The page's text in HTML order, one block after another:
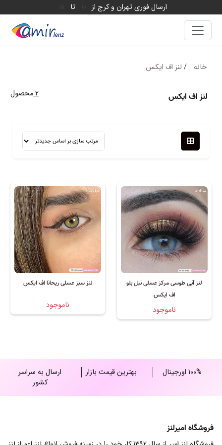
ارسال فوری تهران و کرج از تا
خانه / لنز اف ایکس
لنز اف ایکس 2محصول
لنز آبی طوسی مرکز عسلی نیل بلو
اف ایکس
ناموجود
سالانه
لنز سبز عسلی ریحانا اف ایکس
ناموجود
سالانه
100% اورجینال بهترین قیمت بازار
ارسال به سراسر
کشور
فروشگاه امیرلنز